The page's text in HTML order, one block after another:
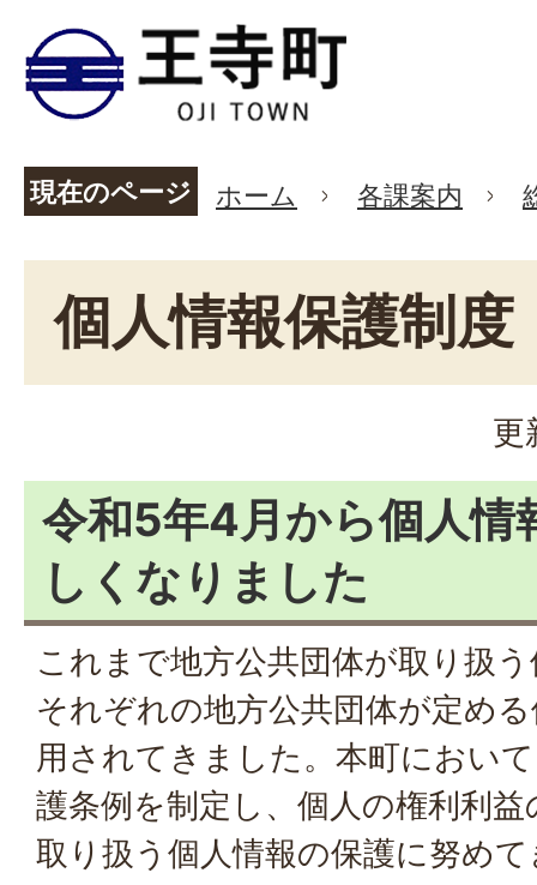
現在のページ ホーム 各課案内
個人情報保護制度
更
令和5年4月から個人情
しくなりました
これまで地方公共団体が取り扱
それぞれの地方公共団体が定め
用されてきました。本町におい
護条例を制定し、個人の権利利
取り扱う個人情報の保護に努め